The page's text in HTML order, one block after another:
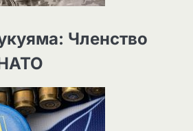
Членство